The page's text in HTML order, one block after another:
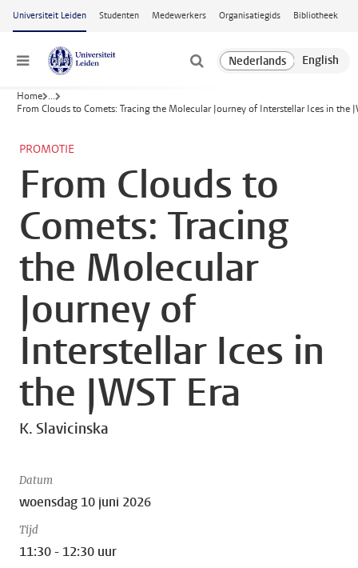
Ga naar hoofdinhoud
Universiteit Leiden Studenten Medewerkers Organisatiegids Bibliotheek
Menu
Home ...
From Clouds to Comets: Tracing the Molecular Journey of Interstellar Ices in the
PROMOTIE
From Clouds to
Comets: Tracing
the Molecular
Journey of
Interstellar Ices in
the JWST Era
K. Slavicinska
Datum
woensdag 10 juni 2026
Tijd
11:30 - 12:30 uur